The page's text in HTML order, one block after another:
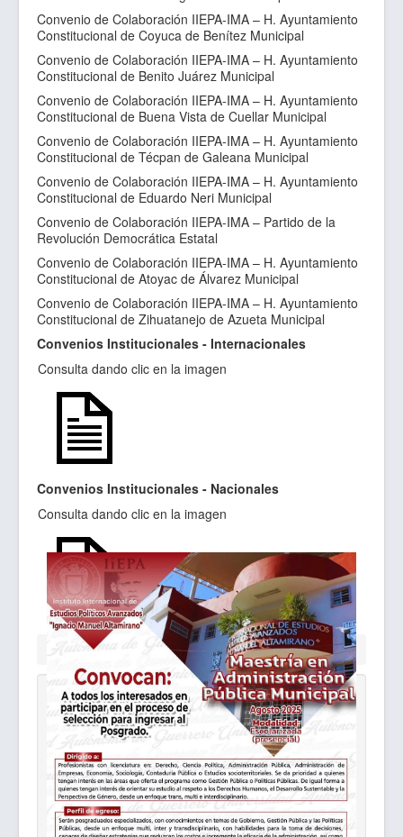
Convenio de Colaboración IIEPA-IMA – H. Ayuntamiento
Constitucional de Coyuca de Benítez Municipal
Convenio de Colaboración IIEPA-IMA – H. Ayuntamiento
Constitucional de Benito Juárez Municipal
Convenio de Colaboración IIEPA-IMA – H. Ayuntamiento
Constitucional de Buena Vista de Cuellar Municipal
Convenio de Colaboración IIEPA-IMA – H. Ayuntamiento
Constitucional de Técpan de Galeana Municipal
Convenio de Colaboración IIEPA-IMA – H. Ayuntamiento
Constitucional de Eduardo Neri Municipal
Convenio de Colaboración IIEPA-IMA – Partido de la
Revolución Democrática Estatal
Convenio de Colaboración IIEPA-IMA – H. Ayuntamiento
Constitucional de Atoyac de Álvarez Municipal
Convenio de Colaboración IIEPA-IMA – H. Ayuntamiento
Constitucional de Zihuatanejo de Azueta Municipal
Convenios Institucionales - Internacionales
Consulta dando clic en la imagen
Convenios Institucionales - Nacionales
Consulta dando clic en la imagen
Está aquí: Acuerdos de colaboración
Convocatoria MAPM